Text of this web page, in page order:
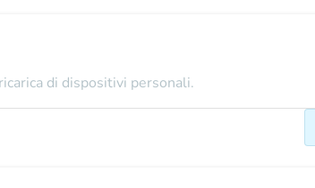
di dispositivi personali.